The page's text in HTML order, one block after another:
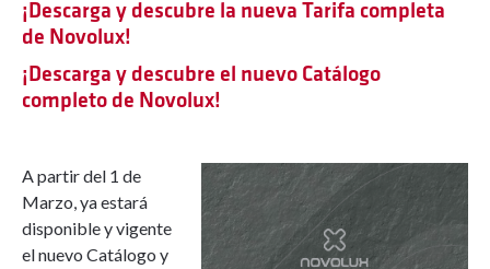
¡Descarga y descubre la nueva Tarifa completa
de Novolux!
¡Descarga y descubre el nuevo Catálogo
completo de Novolux!
A partir del 1 de
Marzo, ya estará
disponible y vigente
el nuevo Catálogo y